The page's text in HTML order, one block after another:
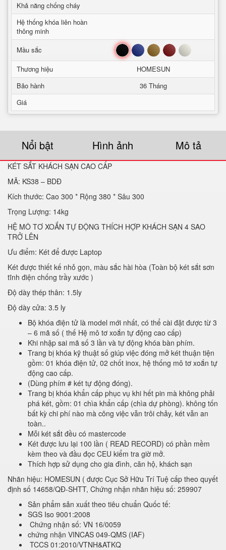
Khả năng chống cháy
Hệ thống khóa liên hoàn
thông minh
Mầu sắc
Đen Xanh Nâu Đỏ Trắng
Thương hiệu
HOMESUN
Bảo hành
36 Tháng
Giá
Nổi bật Hình ảnh Mô tả
KÉT SẮT KHÁCH SẠN CAO CẤP
MÃ: KS38 – BDĐ
Kích thước: Cao 300 * Rộng 380 * Sâu 300
Trọng Lượng: 14kg
HỆ MÔ TƠ XOẮN TỰ ĐỘNG THÍCH HỢP KHÁCH SẠN 4 SAO
TRỞ LÊN
Ưu điểm: Két để được Laptop
Két được thiết kế nhỏ gọn, màu sắc hài hòa (Toàn bộ két sắt sơn
tĩnh điện chống trầy xước )
Độ dày thép thân: 1.5ly
Độ dày cửa: 3.5 ly
Bộ khóa điện tử là model mới nhất, có thể cài đặt được từ 3
– 6 mã số ( thế Hệ mô tơ xoắn tự động cao cấp)
Khi nhập sai mã số 3 lần và tự động khóa bàn phím.
Trang bị khóa kỹ thuật số giúp việc đóng mở két thuận tiện
gồm: 01 khóa điện tử, 02 chốt inox, hệ thống mô tơ xoắn tự
động cao cấp.
(Dùng phím # két tự động đóng).
Trang bị khóa khẩn cấp phục vụ khi hết pin mà không phải
phá két, gồm: 01 chìa khẩn cấp (chìa dự phòng). không tốn
bất kỳ chi phí nào mà công việc vẫn trôi chảy, két vẫn an
toàn..
Mỗi két sắt đều có mastercode
Két được lưu lại 100 lần ( READ RECORD) có phần mềm
kèm theo và đầu đọc CEU kiểm tra giờ mở.
Thích hợp sử dụng cho gia đình, căn hộ, khách sạn
Nhãn hiệu: HOMESUN ( được Cục Sở Hữu Trí Tuệ cấp theo quyết
định số 14658/QĐ-SHTT, Chứng nhận nhãn hiệu số: 259907
Sản phẩm sản xuất theo tiêu chuẩn Quốc tế:
SGS Iso 9001:2008
Chứng nhận số: VN 16/0059
chứng nhận VINCAS 049-QMS (IAF)
TCCS 01:2010/VTNH&ATKQ